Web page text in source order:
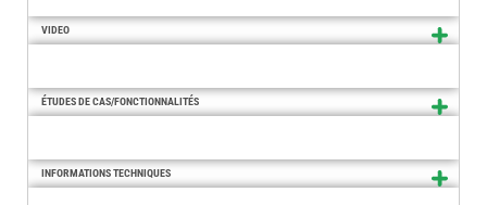
VIDEO
ÉTUDES DE CAS/FONCTIONNALITÉS
INFORMATIONS TECHNIQUES